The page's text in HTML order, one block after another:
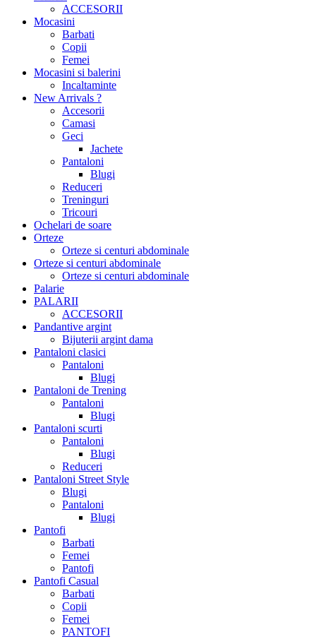
ACCESORII
Mocasini
Barbati
Copii
Femei
Mocasini si balerini
Incaltaminte
New Arrivals ?
Accesorii
Camasi
Geci
Jachete
Pantaloni
Blugi
Reduceri
Treninguri
Tricouri
Ochelari de soare
Orteze
Orteze si centuri abdominale
Orteze si centuri abdominale
Orteze si centuri abdominale
Palarie
PALARII
ACCESORII
Pandantive argint
Bijuterii argint dama
Pantaloni clasici
Pantaloni
Blugi
Pantaloni de Trening
Pantaloni
Blugi
Pantaloni scurti
Pantaloni
Blugi
Reduceri
Pantaloni Street Style
Blugi
Pantaloni
Blugi
Pantofi
Barbati
Femei
Pantofi
Pantofi Casual
Barbati
Copii
Femei
PANTOFI